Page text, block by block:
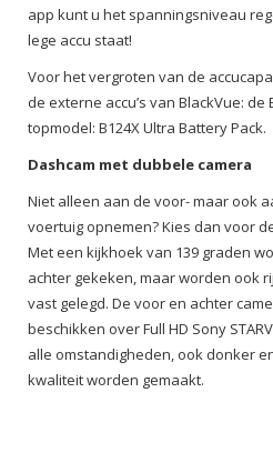
app kunt u het spanningsniveau
lege accu staat!
Voor het vergroten van de
de externe accu’s van BlackVue:
topmodel: B124X Ultra Battery Pack.
Dashcam met dubbele camera
Niet alleen aan de voor- maar ook
voertuig opnemen? Kies dan voor
Met een kijkhoek van 139 graden
achter gekeken, maar worden ook
vast gelegd. De voor en achter
beschikken over Full HD Sony
alle omstandigheden, ook donker
kwaliteit worden gemaakt.